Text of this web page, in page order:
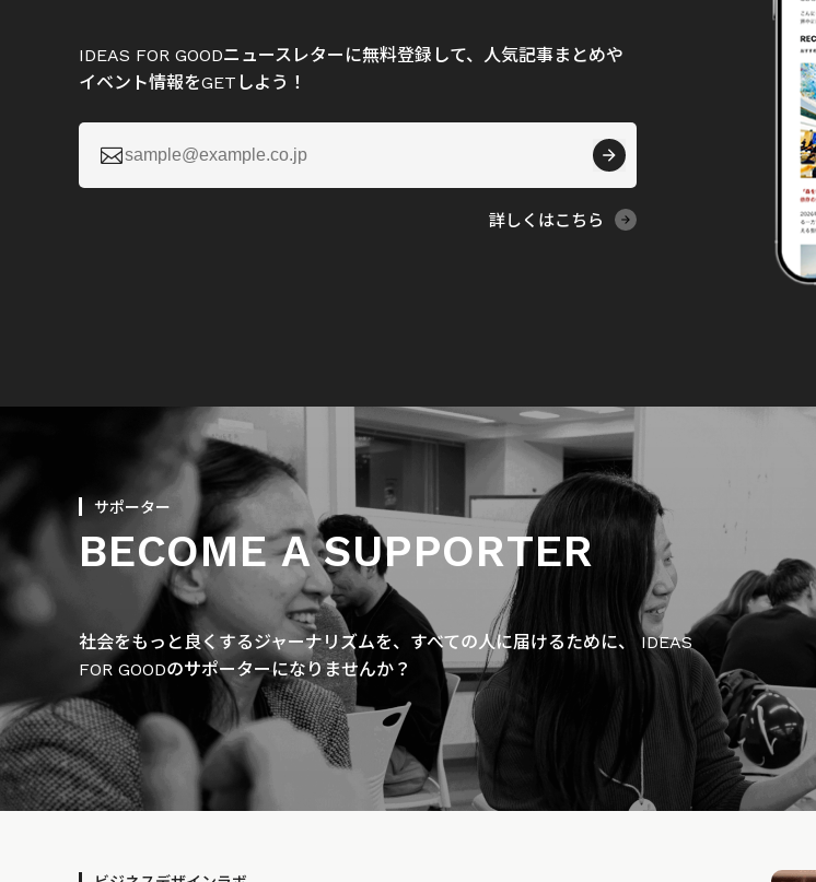
IDEAS FOR GOODニュースレターに無料登録して、人気記事まとめや
イベント情報をGETしよう！

詳しくはこちら
サポーター
BECOME A SUPPORTER
社会をもっと良くするジャーナリズムを、すべての人に届けるために、 IDEAS
FOR GOODのサポーターになりませんか？